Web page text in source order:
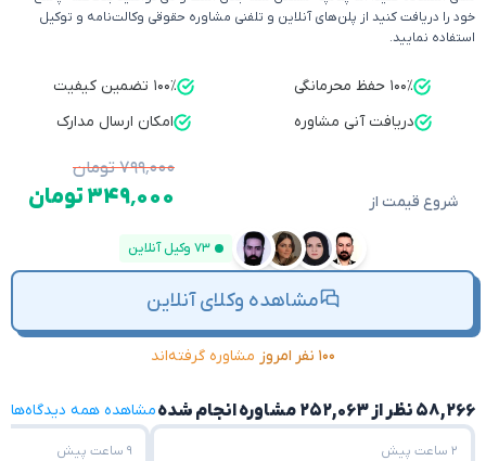
خود را دریافت کنید از پلن‌های آنلاین و تلفنی مشاوره حقوقی وکالت‌نامه و توکیل
استفاده نمایید.
۱۰۰٪ حفظ محرمانگی
۱۰۰٪ تضمین کیفیت
دریافت آنی مشاوره
امکان ارسال مدارک
شروع قیمت از
۷۹۹٬۰۰۰ تومان
۳۴۹٬۰۰۰ تومان
۷۳ وکیل آنلاین
مشاهده وکلای آنلاین
۱۰۰ نفر امروز مشاوره گرفته‌اند
۵۸,۲۶۶ نظر از ۲۵۲,۰۶۳ مشاوره انجام شده مشاهده همه دیدگاه‌ها
۲ ساعت پیش ۹ ساعت پیش